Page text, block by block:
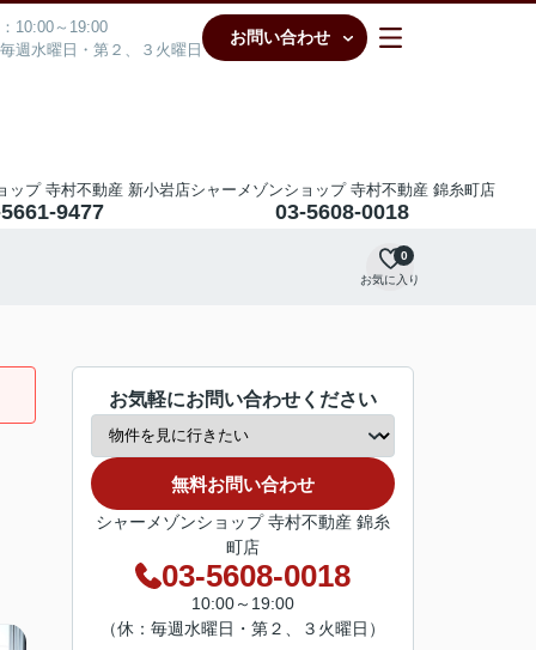
10:00～19:00
週水曜日・第２、３火曜日
お問い合わせ
ップ 寺村不動産 新小岩店
9477
シャーメゾンショップ 寺村不動産 錦糸町店
03-5608-0018
お気に入り
0
お気軽にお問い合わせください
無料お問い合わせ
シャーメゾンショップ 寺村不動産 錦糸
町店
03-5608-0018
10:00～19:00
（休：毎週水曜日・第２、３火曜日）